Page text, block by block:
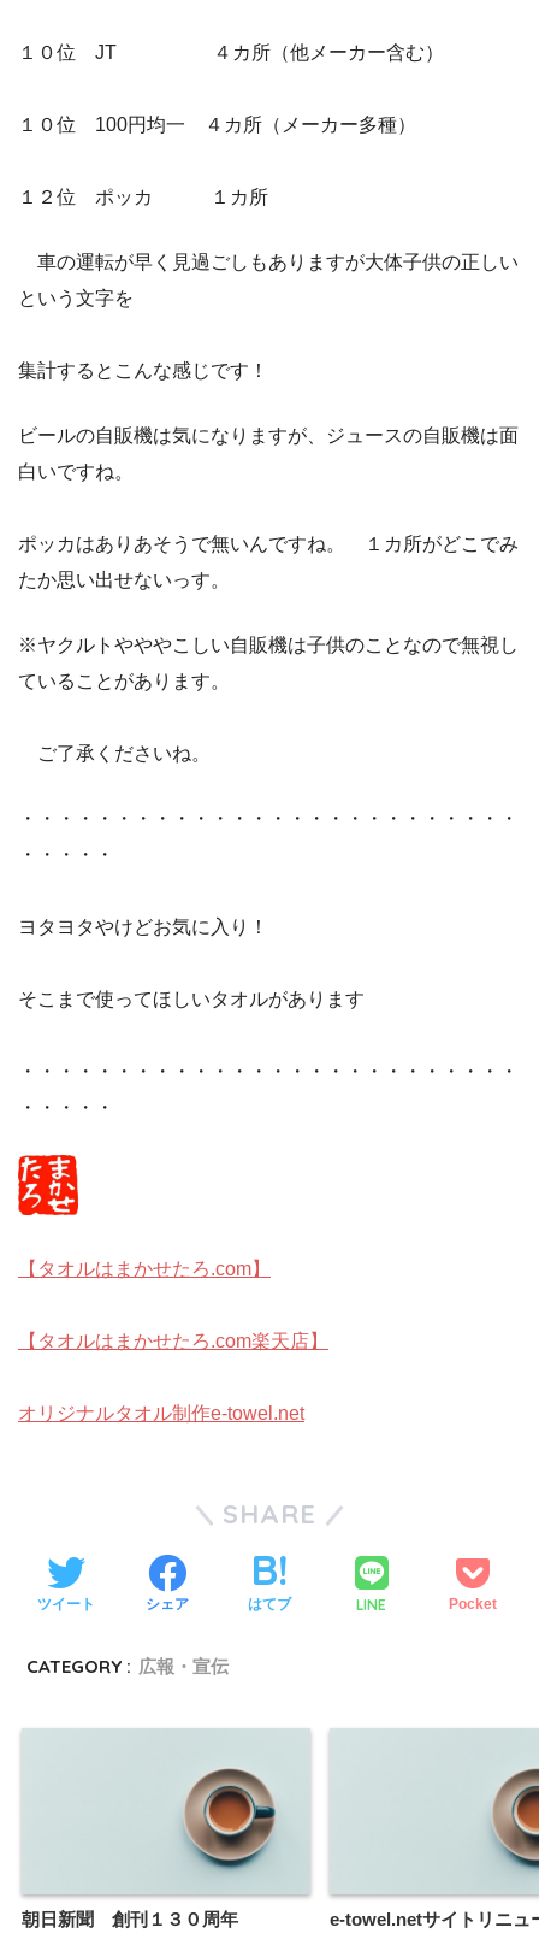
１０位 JT ４カ所（他メーカー含む）
１０位 100円均一 ４カ所（メーカー多種）
１２位 ポッカ １カ所
車の運転が早く見過ごしもありますが大体子供の正しい
という文字を
集計するとこんな感じです！
ビールの自販機は気になりますが、ジュースの自販機は面
白いですね。
ポッカはありあそうで無いんですね。 １カ所がどこでみ
たか思い出せないっす。
※ヤクルトやややこしい自販機は子供のことなので無視し
ていることがあります。
ご了承くださいね。
・・・・・・・・・・・・・・・・・・・・・・・・・・
・・・・・
ヨタヨタやけどお気に入り！
そこまで使ってほしいタオルがあります
・・・・・・・・・・・・・・・・・・・・・・・・・・
・・・・・
【タオルはまかせたろ.com】
【タオルはまかせたろ.com楽天店】
オリジナルタオル制作e-towel.net
SHARE
ツイート シェア はてブ LINE Pocket
CATEGORY : 広報・宣伝
朝日新聞 創刊１３０周年 e-towel.netサイトリニュ